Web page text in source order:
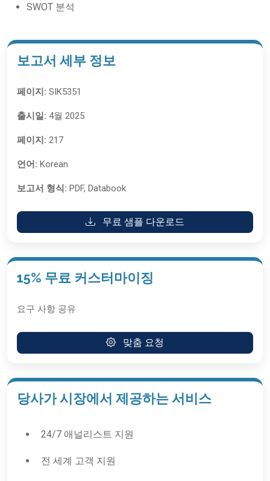
SWOT 분석
보고서 세부 정보
페이지: SIK5351
출시일: 4월 2025
페이지: 217
언어: Korean
보고서 형식: PDF, Databook
무료 샘플 다운로드
15% 무료 커스터마이징
요구 사항 공유
맞춤 요청
당사가 시장에서 제공하는 서비스
24/7 애널리스트 지원
전 세계 고객 지원